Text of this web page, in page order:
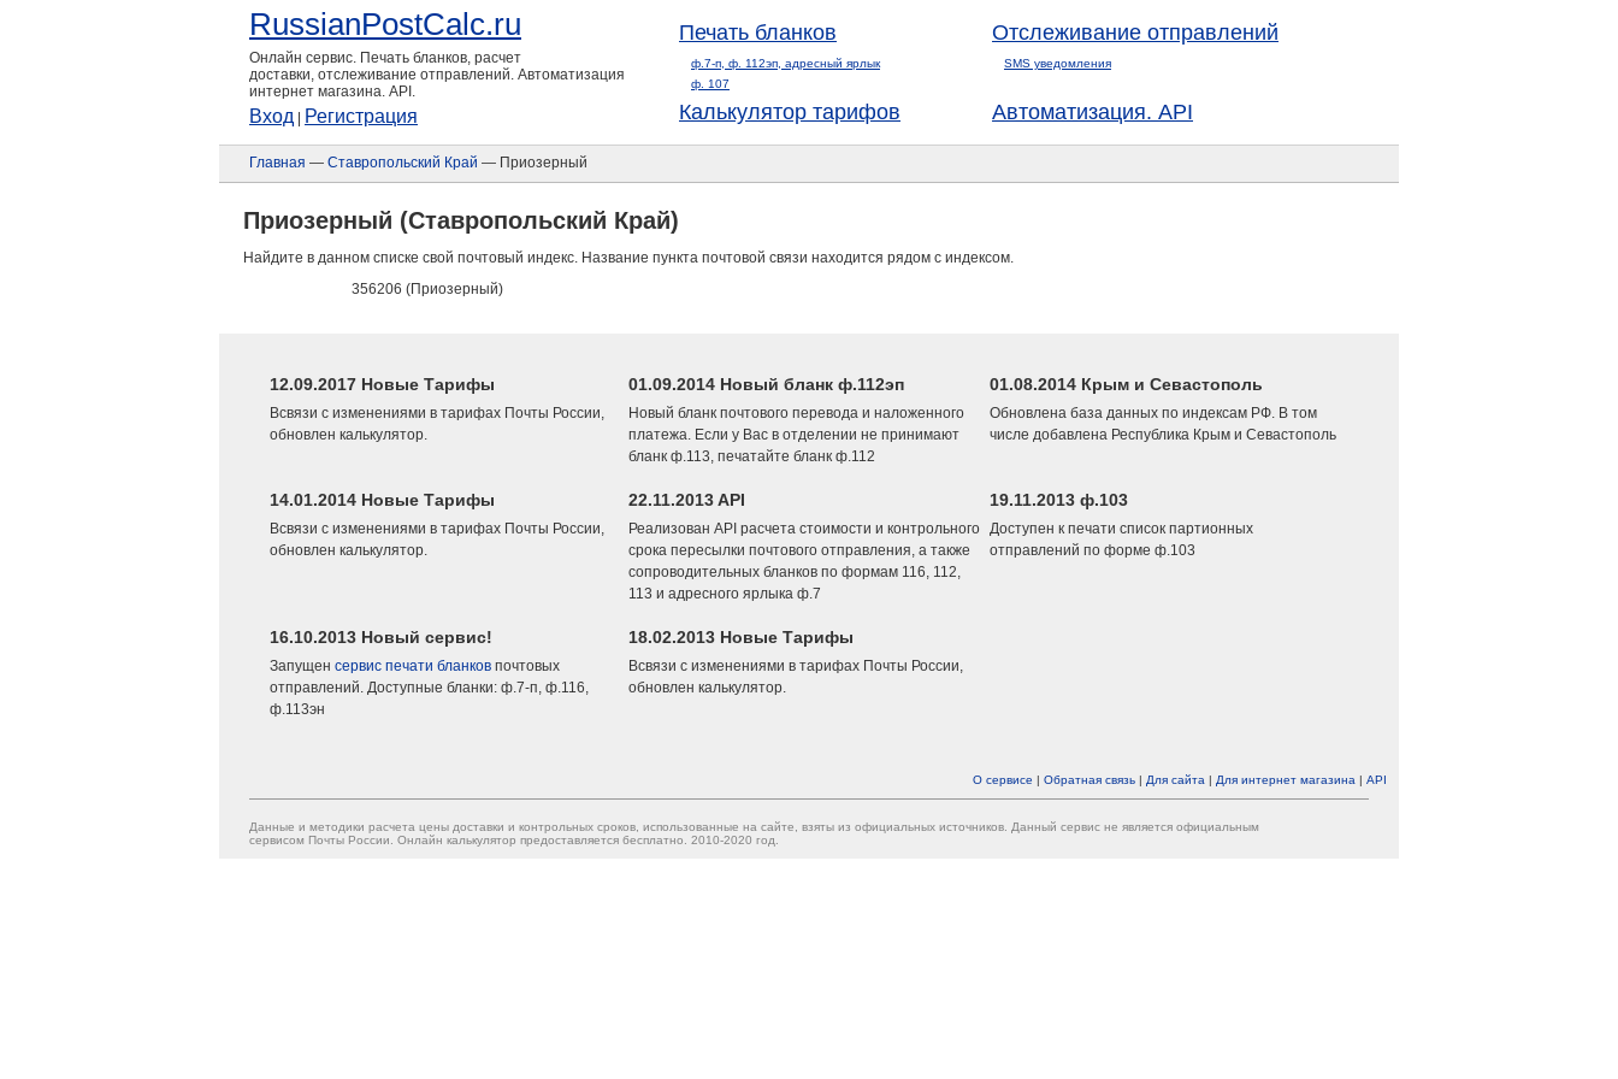
RussianPostCalc.ru
Онлайн сервис. Печать бланков, расчет
доставки, отслеживание отправлений. Автоматизация
интернет магазина. API.
Вход Регистрация
Печать бланков
ф.7-п, ф. 112эп, адресный ярлык
ф. 107
Отслеживание отправлений
SMS уведомления
Калькулятор тарифов Автоматизация. API
Главная — Ставропольский Край — Приозерный
Приозерный (Ставропольский Край)
Найдите в данном списке свой почтовый индекс. Название пункта почтовой связи находится рядом с индексом.
356206 (Приозерный)
12.09.2017 Новые Тарифы
Всвязи с изменениями в тарифах Почты России,
обновлен калькулятор.
01.09.2014 Новый бланк ф.112эп
Новый бланк почтового перевода и наложенного
платежа. Если у Вас в отделении не принимают
бланк ф.113, печатайте бланк ф.112
01.08.2014 Крым и Севастополь
Обновлена база данных по индексам РФ. В том
числе добавлена Республика Крым и Севастополь
14.01.2014 Новые Тарифы
Всвязи с изменениями в тарифах Почты России,
обновлен калькулятор.
22.11.2013 API
Реализован API расчета стоимости и контрольного
срока пересылки почтового отправления, а также
сопроводительных бланков по формам 116, 112,
113 и адресного ярлыка ф.7
19.11.2013 ф.103
Доступен к печати список партионных
отправлений по форме ф.103
16.10.2013 Новый сервис!
Запущен сервис печати бланков почтовых
отправлений. Доступные бланки: ф.7-п, ф.116,
ф.113эн
18.02.2013 Новые Тарифы
Всвязи с изменениями в тарифах Почты России,
обновлен калькулятор.
О сервисе | Обратная связь | Для сайта | Для интернет магазина | API
Данные и методики расчета цены доставки и контрольных сроков, использованные на сайте, взяты из официальных источников. Данный сервис не является официальным
сервисом Почты России. Онлайн калькулятор предоставляется бесплатно. 2010-2020 год.